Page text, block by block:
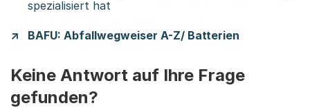
spezialisiert hat
BAFU: Abfallwegweiser A-Z/ Batterien
Keine Antwort auf Ihre Frage
gefunden?